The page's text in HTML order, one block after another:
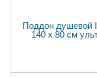
Поддон душевой
140 x 80 см